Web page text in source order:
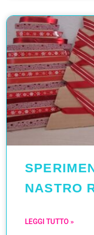
NASTRO
LEGGI TUTTO »